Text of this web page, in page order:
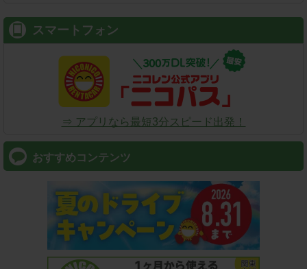
スマートフォン
⇒ アプリなら最短3分スピード出発！
おすすめコンテンツ